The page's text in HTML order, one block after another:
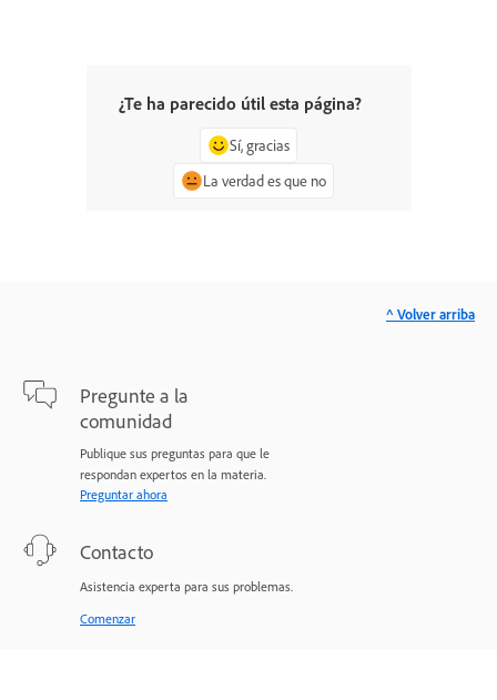
¿Te ha parecido útil esta página?
Sí, gracias
La verdad es que no
Pregunte a la
comunidad
Publique sus preguntas para que le
respondan expertos en la materia.
Preguntar ahora
Contacto
Asistencia experta para sus problemas.
Comenzar
^ Volver arriba